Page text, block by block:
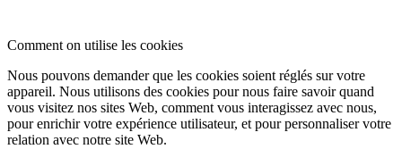
Comment on utilise les cookies
Nous pouvons demander que les cookies soient réglés sur votre
appareil. Nous utilisons des cookies pour nous faire savoir quand
vous visitez nos sites Web, comment vous interagissez avec nous,
pour enrichir votre expérience utilisateur, et pour personnaliser votre
relation avec notre site Web.